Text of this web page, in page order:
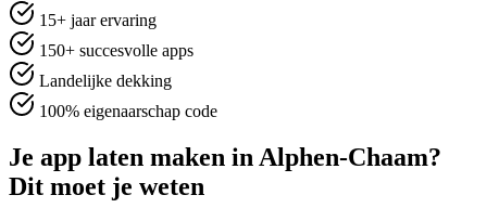
15+ jaar ervaring
150+ succesvolle apps
Landelijke dekking
100% eigenaarschap code
Je app laten maken in Alphen-Chaam?
Dit moet je weten